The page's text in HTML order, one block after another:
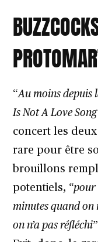
“Au moins depuis
Is Not A Love
concert les
rare pour être
brouillons
potentiels, “pour
minutes quand on
on n’a pas réfléchi